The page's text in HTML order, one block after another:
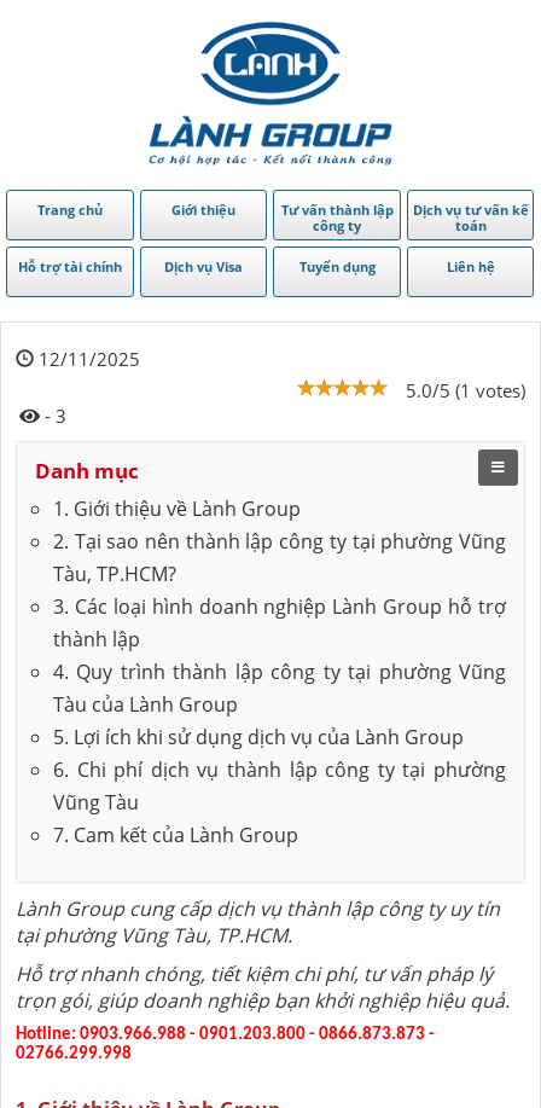
Trang chủ Giới thiệu
Tư vấn thành lập
công ty
Dịch vụ tư vấn kế
toán
Hỗ trợ tài chính Dịch vụ Visa Tuyển dụng Liên hệ
12/11/2025
5.0/5 (1 votes)
- 3
Danh mục
1. Giới thiệu về Lành Group
2. Tại sao nên thành lập công ty tại phường Vũng
Tàu, TP.HCM?
3. Các loại hình doanh nghiệp Lành Group hỗ trợ
thành lập
4. Quy trình thành lập công ty tại phường Vũng
Tàu của Lành Group
5. Lợi ích khi sử dụng dịch vụ của Lành Group
6. Chi phí dịch vụ thành lập công ty tại phường
Vũng Tàu
7. Cam kết của Lành Group
Lành Group cung cấp dịch vụ thành lập công ty uy tín
tại phường Vũng Tàu, TP.HCM.
Hỗ trợ nhanh chóng, tiết kiệm chi phí, tư vấn pháp lý
trọn gói, giúp doanh nghiệp bạn khởi nghiệp hiệu quả.
Hotline: 0903.966.988 - 0901.203.800 - 0866.873.873 -
02766.299.998